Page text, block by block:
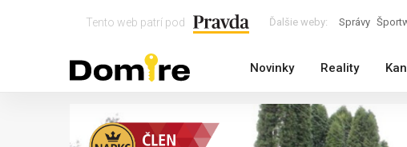
Tento web patrí pod Ďalšie weby: Správy
Novinky Reality